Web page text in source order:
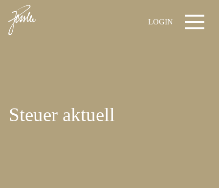
LOGIN
Steuer aktuell